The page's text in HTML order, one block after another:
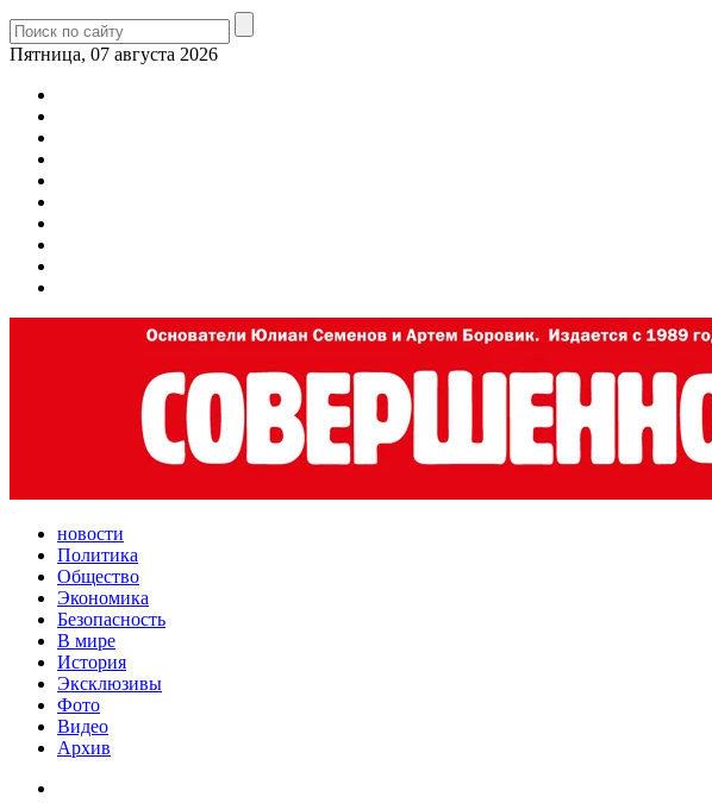
Пятница, 07 августа 2026
новости
Политика
Общество
Экономика
Безопасность
В мире
История
Эксклюзивы
Фото
Видео
Архив